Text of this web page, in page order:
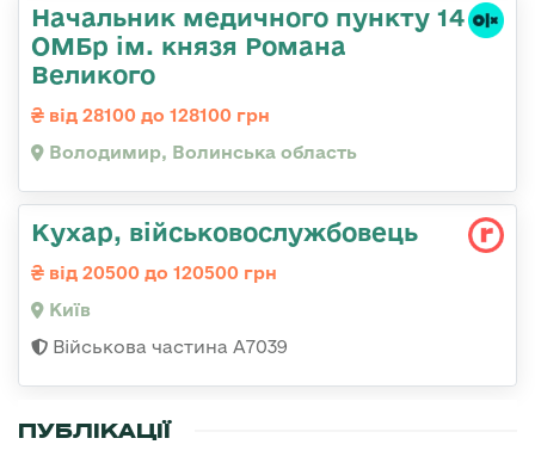
Начальник медичного пункту 14
ОМБр ім. князя Романа
Великого
від 28100 до 128100 грн
Володимир, Волинська область
Кухар, військовослужбовець
від 20500 до 120500 грн
Київ
Військова частина А7039
ПУБЛІКАЦІЇ